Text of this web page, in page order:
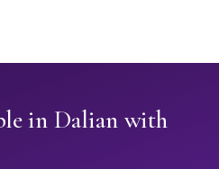
in Dalian with